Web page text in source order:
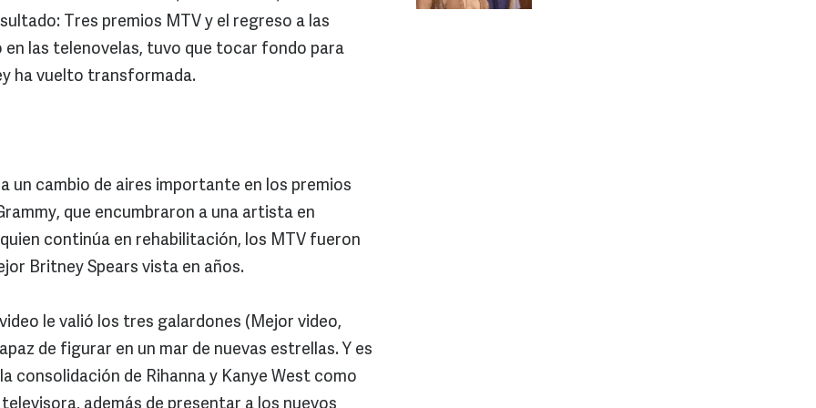
Tres premios MTV y el regreso a las
en las telenovelas, tuvo que tocar fondo para
ha vuelto transformada.
un cambio de aires importante en los premios
que encumbraron a una artista en
continúa en rehabilitación, los MTV fueron
Britney Spears vista en años.
le valió los tres galardones (Mejor video,
de figurar en un mar de nuevas estrellas. Y es
consolidación de Rihanna y Kanye West como